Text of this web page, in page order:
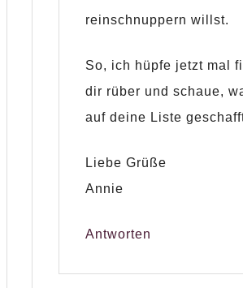
reinschnuppern willst.
So, ich hüpfe jetzt mal
dir rüber und schaue,
auf deine Liste
Liebe Grüße
Annie
Antworten